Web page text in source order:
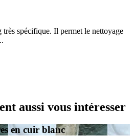
spécifique. Il permet le nettoyage
aussi vous intéresser
en cuir blanc